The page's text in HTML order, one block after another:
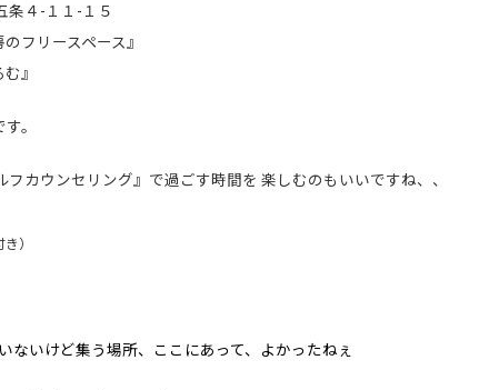
条４-１１-１５
ースペース』
』
。
フカウンセリング』で過ごす時間を 楽しむのもいいですね、、
）
ないけど集う場所、ここにあって、よかったねぇ